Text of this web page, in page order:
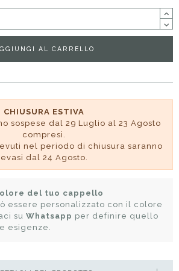
AL CARRELLO
CHIUSURA ESTIVA
sospese dal 29 Luglio al 23 Agosto
compresi.
nel periodo di chiusura saranno
evasi dal 24 Agosto.
del tuo cappello
essere personalizzato con il colore
su Whatsapp per definire quello
esigenze.